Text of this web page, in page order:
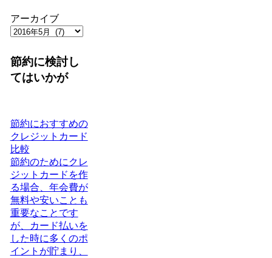
アーカイブ
節約に検討し
てはいかが
節約におすすめの
クレジットカード
比較
節約のためにクレ
ジットカードを作
る場合、年会費が
無料や安いことも
重要なことです
が、カード払いを
した時に多くのポ
イントが貯まり、